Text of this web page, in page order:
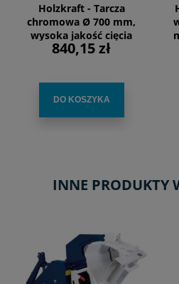
Holzkraft - Tarcza
chromowa Ø 700 mm,
wysoka jakość cięcia
840,15 zł
DO KOSZYKA
INNE PRODUKTY